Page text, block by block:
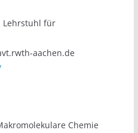
Lehrstuhl für
aachen.de
Chemie